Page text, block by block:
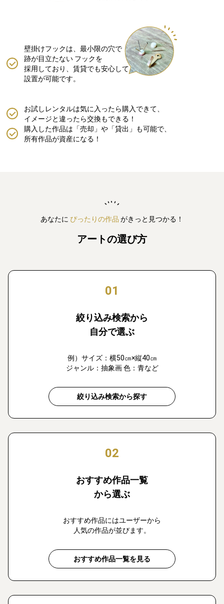
壁掛けフックは、最小限の穴で
跡が目立たない フックを
採用しており、賃貸でも安心して
設置が可能です。
購入した作品は「売却」や「貸出」も可能で、
所有作品が資産になる！
お試しレンタルは気に入ったら購入できて、
イメージと違ったら交換もできる！
あなたに ぴったりの作品 がきっと見つかる！
アートの選び方
01
絞り込み検索から
自分で選ぶ
例）サイズ：横50㎝×縦40㎝
ジャンル：抽象画 色：青など
絞り込み検索から探す
02
おすすめ作品一覧
から選ぶ
おすすめ作品にはユーザーから
人気の作品が並びます。
おすすめ作品一覧を見る